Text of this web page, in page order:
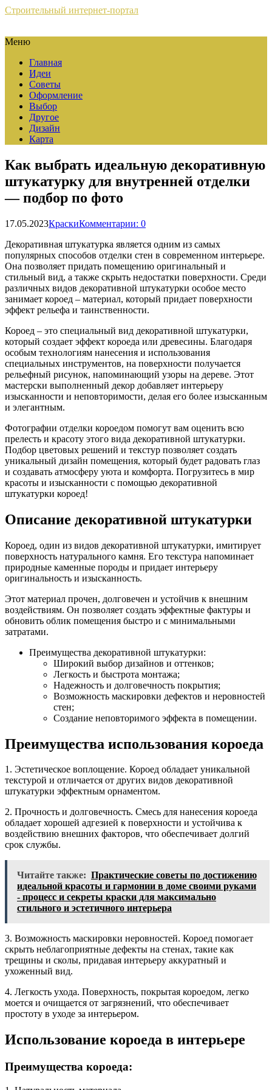
Строительный интернет-портал
Меню
Главная
Идеи
Советы
Оформление
Выбор
Другое
Дизайн
Карта
Как выбрать идеальную декоративную
штукатурку для внутренней отделки
— подбор по фото
17.05.2023КраскиКомментарии: 0
Декоративная штукатурка является одним из самых
популярных способов отделки стен в современном интерьере.
Она позволяет придать помещению оригинальный и
стильный вид, а также скрыть недостатки поверхности. Среди
различных видов декоративной штукатурки особое место
занимает короед – материал, который придает поверхности
эффект рельефа и таинственности.
Короед – это специальный вид декоративной штукатурки,
который создает эффект короеда или древесины. Благодаря
особым технологиям нанесения и использования
специальных инструментов, на поверхности получается
рельефный рисунок, напоминающий узоры на дереве. Этот
мастерски выполненный декор добавляет интерьеру
изысканности и неповторимости, делая его более изысканным
и элегантным.
Фотографии отделки короедом помогут вам оценить всю
прелесть и красоту этого вида декоративной штукатурки.
Подбор цветовых решений и текстур позволяет создать
уникальный дизайн помещения, который будет радовать глаз
и создавать атмосферу уюта и комфорта. Погрузитесь в мир
красоты и изысканности с помощью декоративной
штукатурки короед!
Описание декоративной штукатурки
Короед, один из видов декоративной штукатурки, имитирует
поверхность натурального камня. Его текстура напоминает
природные каменные породы и придает интерьеру
оригинальность и изысканность.
Этот материал прочен, долговечен и устойчив к внешним
воздействиям. Он позволяет создать эффектные фактуры и
обновить облик помещения быстро и с минимальными
затратами.
Преимущества декоративной штукатурки:
Широкий выбор дизайнов и оттенков;
Легкость и быстрота монтажа;
Надежность и долговечность покрытия;
Возможность маскировки дефектов и неровностей
стен;
Создание неповторимого эффекта в помещении.
Преимущества использования короеда
1. Эстетическое воплощение. Короед обладает уникальной
текстурой и отличается от других видов декоративной
штукатурки эффектным орнаментом.
2. Прочность и долговечность. Смесь для нанесения короеда
обладает хорошей адгезией к поверхности и устойчива к
воздействию внешних факторов, что обеспечивает долгий
срок службы.
Читайте также: Практические советы по достижению
идеальной красоты и гармонии в доме своими руками
- процесс и секреты краски для максимально
стильного и эстетичного интерьера
3. Возможность маскировки неровностей. Короед помогает
скрыть неблагоприятные дефекты на стенах, такие как
трещины и сколы, придавая интерьеру аккуратный и
ухоженный вид.
4. Легкость ухода. Поверхность, покрытая короедом, легко
моется и очищается от загрязнений, что обеспечивает
простоту в уходе за интерьером.
Использование короеда в интерьере
Преимущества короеда: